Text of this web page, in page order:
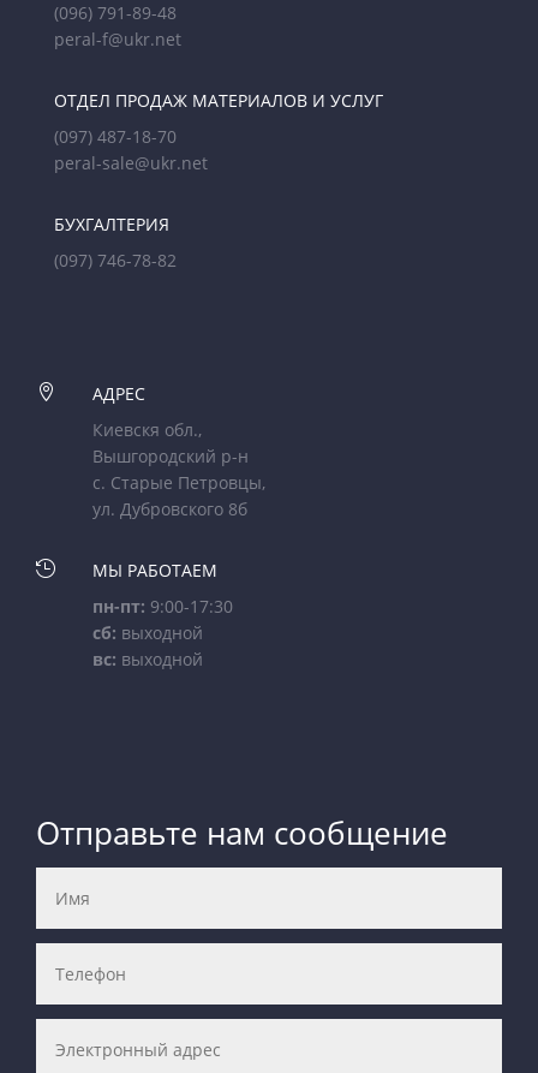
(096) 791-89-48
peral-f@ukr.net
ОТДЕЛ ПРОДАЖ МАТЕРИАЛОВ И УСЛУГ
(097) 487-18-70
peral-sale@ukr.net
БУХГАЛТЕРИЯ
(097) 746-78-82

АДРЕС
Киевскя обл.,
Вышгородский р-н
с. Старые Петровцы,
ул. Дубровского 8б

МЫ РАБОТАЕМ
пн-пт: 9:00-17:30
сб: выходной
вс: выходной
Отправьте нам сообщение